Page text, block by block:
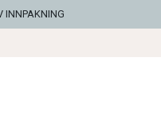
INNPAKNING